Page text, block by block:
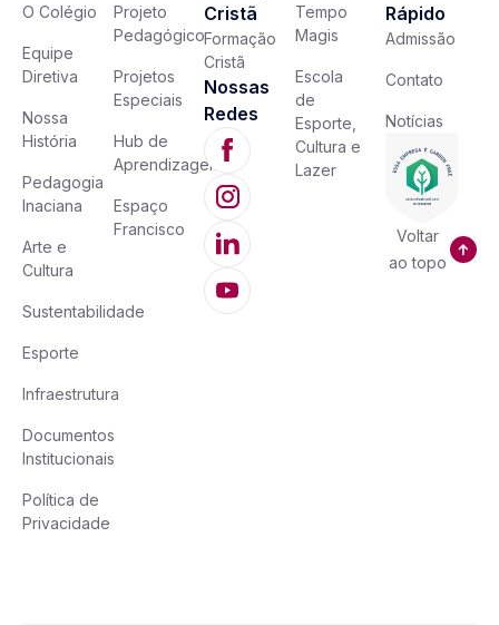
O Colégio
Equipe
Diretiva
Nossa
História
Pedagogia
Inaciana
Arte e
Cultura
Sustentabilidade
Esporte
Infraestrutura
Documentos
Institucionais
Política de
Privacidade
Projeto
Pedagógico
Projetos
Especiais
Hub de
Aprendizagem
Espaço
Francisco
Cristã
Formação
Cristã
Nossas
Redes
Tempo
Magis
Escola
de
Esporte,
Cultura e
Lazer
Rápido
Admissão
Contato
Notícias
Voltar
ao topo